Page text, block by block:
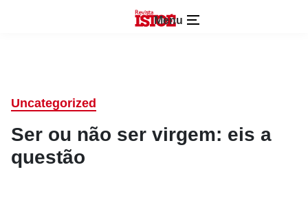
Menu
Uncategorized
Ser ou não ser virgem: eis a
questão